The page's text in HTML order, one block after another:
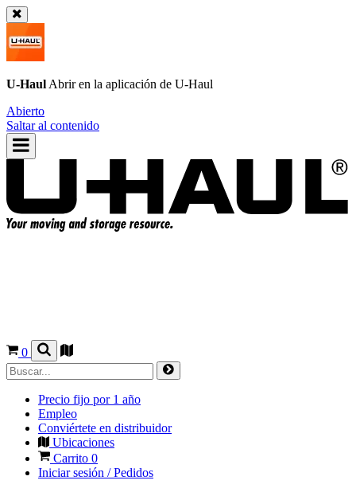
U-Haul Abrir en la aplicación de U-Haul
Abierto
Saltar al contenido
0
Precio fijo por 1 año
Empleo
Conviértete en distribuidor
Ubicaciones
Carrito 0
Iniciar sesión / Pedidos